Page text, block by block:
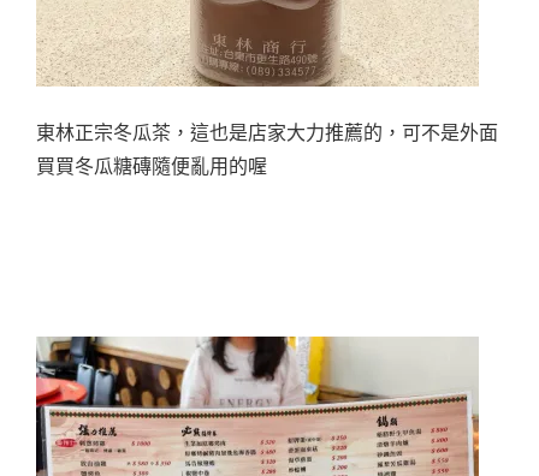
東林正宗冬瓜茶，這也是店家大力推薦的，可不是外面
買買冬瓜糖磚隨便亂用的喔